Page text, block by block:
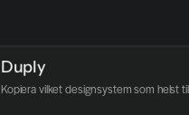
Duply
Kopiera vilket designsystem som helst